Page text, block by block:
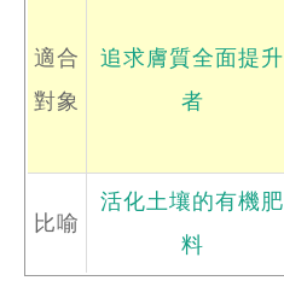
適合
對象
追求膚質全面提升
者
比喻
活化土壤的有機肥
料